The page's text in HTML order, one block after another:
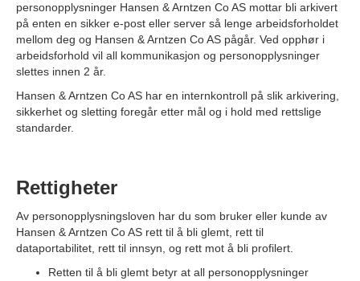
personopplysninger Hansen & Arntzen Co AS mottar bli arkivert
på enten en sikker e-post eller server så lenge arbeidsforholdet
mellom deg og Hansen & Arntzen Co AS pågår. Ved opphør i
arbeidsforhold vil all kommunikasjon og personopplysninger
slettes innen 2 år.
Hansen & Arntzen Co AS har en internkontroll på slik arkivering,
sikkerhet og sletting foregår etter mål og i hold med rettslige
standarder.
Rettigheter
Av personopplysningsloven har du som bruker eller kunde av
Hansen & Arntzen Co AS rett til å bli glemt, rett til
dataportabilitet, rett til innsyn, og rett mot å bli profilert.
Retten til å bli glemt betyr at all personopplysninger